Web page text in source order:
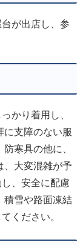
が出店し、参
かり着用し、
に支障のない服
寒具の他に、
、大変混雑が予
、安全に配慮
積雪や路面凍結
ください。